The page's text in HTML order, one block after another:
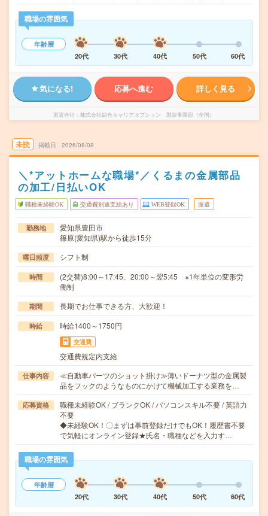
職場の雰囲気
年齢層
20代
30代 40代 50代 60代
気になる! 応募へ進む 詳しく見る
派遣会社 株式会社綜合キャリアオプション 製造事業部（全国）
未読 掲載日 2026/08/08
＼*アットホームな職場*／くるまの金属部品
の加工/日払いOK
職種未経験OK 交通費別途支給あり WEB登録OK 派遣
勤務地
愛知県豊田市
篠原(愛知県)駅から徒歩15分
曜日頻度 シフト制
時間
(2交替)8:00～17:45、20:00～翌5:45 ※1年単位の変形労
働制
期間 長期でお仕事できる方、大歓迎！
時給 時給1400～1750円
交通費
交通費規定内支給
仕事内容
≪自動車パーツのショット掛け≫薄いドーナツ型の金属製
品をフックのようなものにかけて機械加工する業務を…
応募資格
職種未経験OK / ブランクOK / パソコンスキル不要 / 英語力
不要
◆未経験OK！〇まずは事前登録だけでもOK！履歴書不要
で気軽にオンライン登録★氏名・職種などを入力す…
職場の雰囲気
年齢層
20代
30代 40代 50代 60代